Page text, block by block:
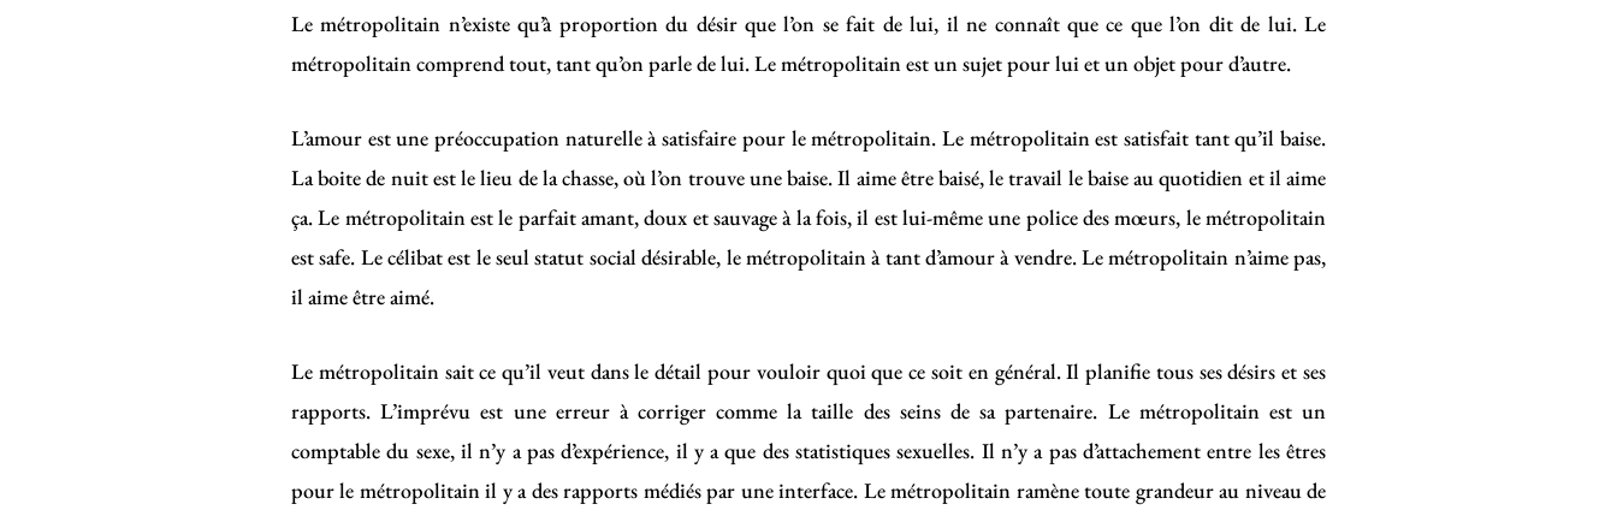
Le métropolitain n’existe qu’à proportion du désir que l’on se fait de lui, il ne connaît que ce que l’on dit de lui. Le
métropolitain comprend tout, tant qu’on parle de lui. Le métropolitain est un sujet pour lui et un objet pour d’autre.
L’amour est une préoccupation naturelle à satisfaire pour le métropolitain. Le métropolitain est satisfait tant qu’il baise.
La boite de nuit est le lieu de la chasse, où l’on trouve une baise. Il aime être baisé, le travail le baise au quotidien et il aime
ça. Le métropolitain est le parfait amant, doux et sauvage à la fois, il est lui-même une police des mœurs, le métropolitain
est safe. Le célibat est le seul statut social désirable, le métropolitain à tant d’amour à vendre. Le métropolitain n’aime pas,
il aime être aimé.
Le métropolitain sait ce qu’il veut dans le détail pour vouloir quoi que ce soit en général. Il planifie tous ses désirs et ses
rapports. L’imprévu est une erreur à corriger comme la taille des seins de sa partenaire. Le métropolitain est un
comptable du sexe, il n’y a pas d’expérience, il y a que des statistiques sexuelles. Il n’y a pas d’attachement entre les êtres
pour le métropolitain il y a des rapports médiés par une interface. Le métropolitain ramène toute grandeur au niveau de